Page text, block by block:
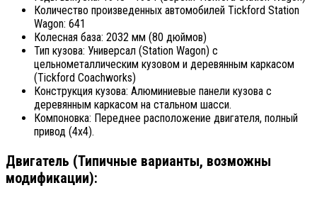
Количество произведенных автомобилей Tickford Station
Wagon: 641
Колесная база: 2032 мм (80 дюймов)
Тип кузова: Универсал (Station Wagon) с
цельнометаллическим кузовом и деревянным каркасом
(Tickford Coachworks)
Конструкция кузова: Алюминиевые панели кузова с
деревянным каркасом на стальном шасси.
Компоновка: Переднее расположение двигателя, полный
привод (4x4).
Двигатель (Типичные варианты, возможны
модификации):